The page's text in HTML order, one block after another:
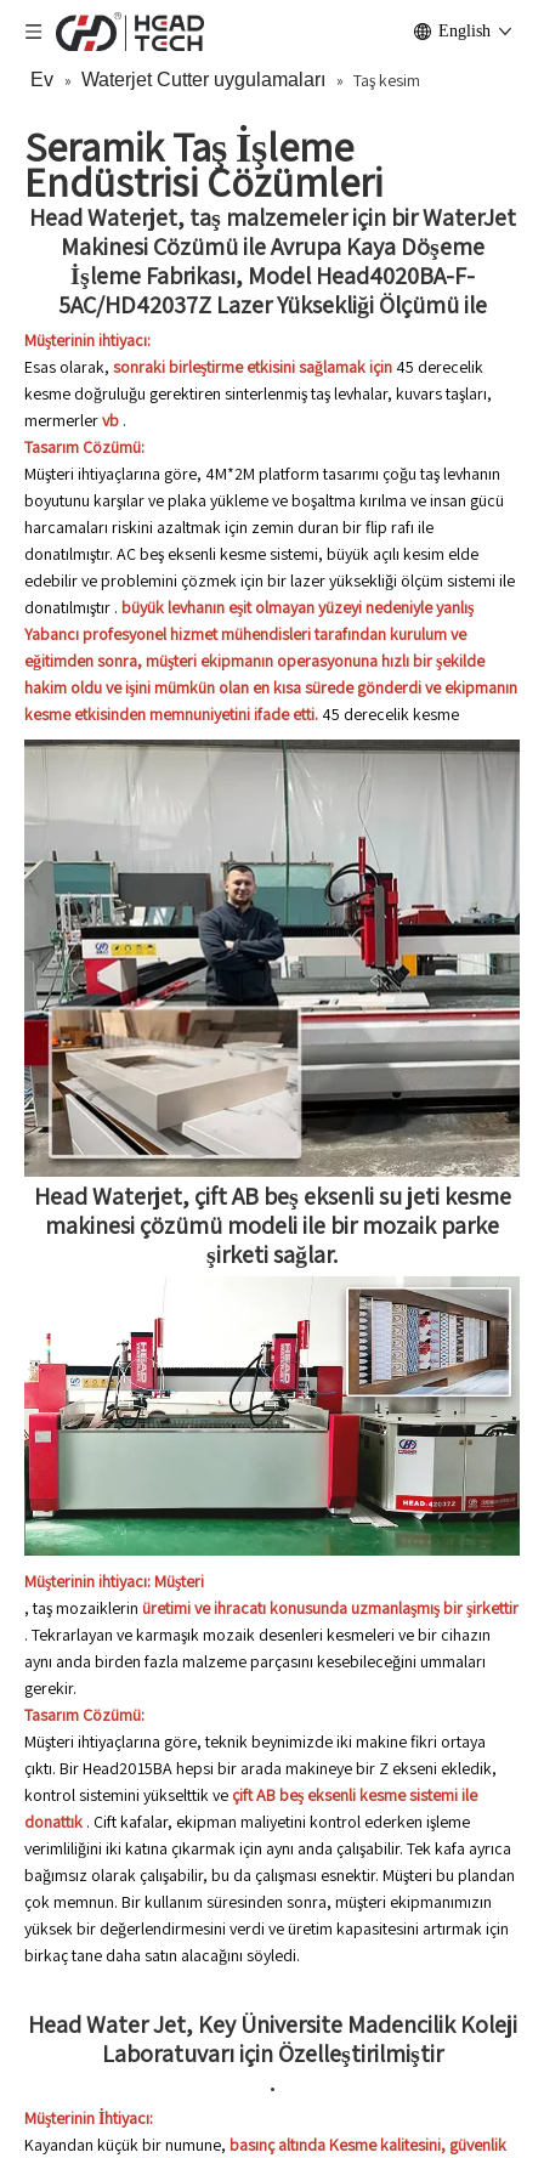
English
Ev » Waterjet Cutter uygulamaları » Taş kesim
Seramik Taş İşleme
Endüstrisi Çözümleri
Head Waterjet, taş malzemeler için bir WaterJet
Makinesi Çözümü ile Avrupa Kaya Döşeme
İşleme Fabrikası, Model Head4020BA-F-
5AC/HD42037Z Lazer Yüksekliği Ölçümü ile
Müşterinin ihtiyacı:
Esas olarak, sonraki birleştirme etkisini sağlamak için 45 derecelik
kesme doğruluğu gerektiren sinterlenmiş taş levhalar, kuvars taşları,
mermerlervb .
Tasarım Çözümü:
Müşteri ihtiyaçlarına göre, 4M*2M platform tasarımı çoğu taş levhanın
boyutunu karşılar ve plaka yükleme ve boşaltma kırılma ve insan gücü
harcamaları riskini azaltmak için zemin duran bir flip rafı ile
donatılmıştır. AC beş eksenli kesme sistemi, büyük açılı kesim elde
edebilir ve problemini çözmek için bir lazer yüksekliği ölçüm sistemi ile
donatılmıştır . büyük levhanın eşit olmayan yüzeyi nedeniyle yanlış
Yabancı profesyonel hizmet mühendisleri tarafından kurulum ve
eğitimden sonra, müşteri ekipmanın operasyonuna hızlı bir şekilde
hakim oldu ve işini mümkün olan en kısa sürede gönderdi ve ekipmanın
kesme etkisinden memnuniyetini ifade etti. 45 derecelik kesme
Head Waterjet, çift AB beş eksenli su jeti kesme
makinesi çözümü modeli ile bir mozaik parke
şirketi sağlar.
Müşterinin ihtiyacı: Müşteri
, taş mozaiklerin üretimi ve ihracatı konusunda uzmanlaşmış bir şirkettir
. Tekrarlayan ve karmaşık mozaik desenleri kesmeleri ve bir cihazın
aynı anda birden fazla malzeme parçasını kesebileceğini ummaları
gerekir.
Tasarım Çözümü:
Müşteri ihtiyaçlarına göre, teknik beynimizde iki makine fikri ortaya
çıktı. Bir Head2015BA hepsi bir arada makineye bir Z ekseni ekledik,
kontrol sistemini yükselttik ve çift AB beş eksenli kesme sistemi ile
donattık . Çift kafalar, ekipman maliyetini kontrol ederken işleme
verimliliğini iki katına çıkarmak için aynı anda çalışabilir. Tek kafa ayrıca
bağımsız olarak çalışabilir, bu da çalışması esnektir. Müşteri bu plandan
çok memnun. Bir kullanım süresinden sonra, müşteri ekipmanımızın
yüksek bir değerlendirmesini verdi ve üretim kapasitesini artırmak için
birkaç tane daha satın alacağını söyledi.
Head Water Jet, Key Üniversite Madencilik Koleji
Laboratuvarı için Özelleştirilmiştir
.
Müşterinin İhtiyacı:
Kayandan küçük bir numune, basınç altında Kesme kalitesini, güvenlik